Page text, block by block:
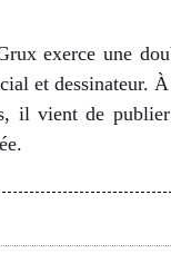
exerce une
et dessinateur.
il vient de